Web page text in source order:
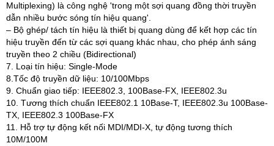
Multiplexing) là công nghệ 'trong một sợi quang đồng thời truyền
dẫn nhiều bước sóng tín hiệu quang'.
– Bộ ghép/ tách tín hiệu là thiết bị quang dùng để kết hợp các tín
hiệu truyền đến từ các sợi quang khác nhau, cho phép ánh sáng
truyền theo 2 chiều (Bidirectional)
7. Loại tín hiệu: Single-Mode
8.Tốc độ truyền dữ liệu: 10/100Mbps
9. Chuẩn giao tiếp: IEEE802.3, 100Base-FX, IEEE802.3u
10. Tương thích chuẩn IEEE802.1 10Base-T, IEEE802.3u 100Base-
TX, IEEE802.3 100Base-FX
11. Hỗ trợ tự động kết nối MDI/MDI-X, tự động tương thích
10M/100M